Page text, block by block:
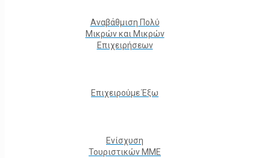
Αναβάθμιση Πολύ
Μικρών και Μικρών
Επιχειρήσεων
Επιχειρούμε Έξω
Ενίσχυση
Τουριστικών ΜΜΕ